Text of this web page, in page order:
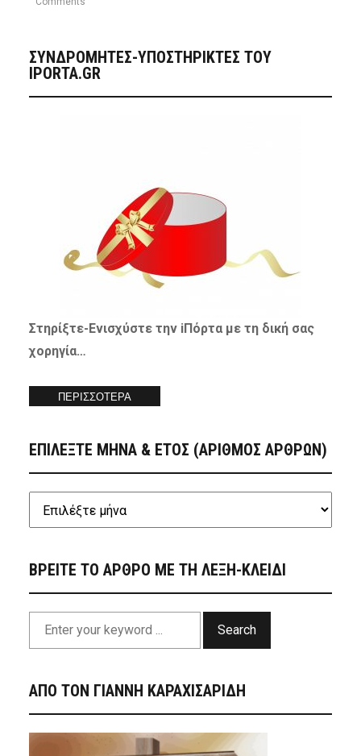
ΣΥΝΔΡΟΜΗΤΈΣ-ΥΠΟΣΤΗΡΙΚΤΈΣ ΤΟΥ
IPORTA.GR
Στηρίξτε-Ενισχύστετην iΠόρτα με τη δική σας
χορηγία…
ΠΕΡΙΣΣΟΤΕΡΑ
ΕΠΙΛΕΞΤΕ ΜΗΝΑ & ΕΤΟΣ (ΑΡΙΘΜΟΣ ΑΡΘΡΩΝ)
ΒΡΕΙΤΕ ΤΟ ΑΡΘΡΟ ΜΕ ΤΗ ΛΕΞΗ-ΚΛΕΙΔΙ
Search
ΑΠΟ ΤΟΝ ΓΙΑΝΝΗ ΚΑΡΑΧΙΣΑΡΙΔΗ